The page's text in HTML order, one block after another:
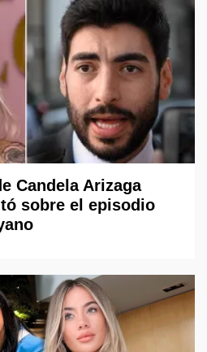
Candela Arizaga
sobre el episodio